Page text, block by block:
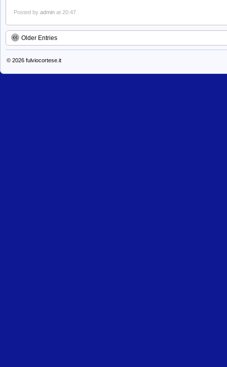
Posted by admin at 20:47
Older Entries
© 2026 fulviocortese.it